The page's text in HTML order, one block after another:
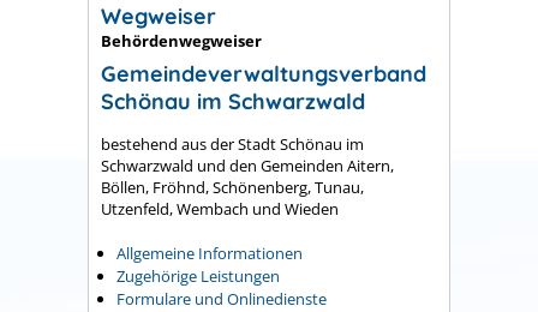
Wegweiser
Behördenwegweiser
Gemeindeverwaltungsverband
Schönau im Schwarzwald
bestehend aus der Stadt Schönau im
Schwarzwald und den Gemeinden Aitern,
Böllen, Fröhnd, Schönenberg, Tunau,
Utzenfeld, Wembach und Wieden
Allgemeine Informationen
Zugehörige Leistungen
Formulare und Onlinedienste